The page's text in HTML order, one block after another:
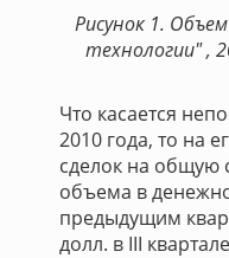
Рисунок 1.
технологии" ,
Что касается
2010 года, то на
сделок на общую
объема в
предыдущим
долл. в III